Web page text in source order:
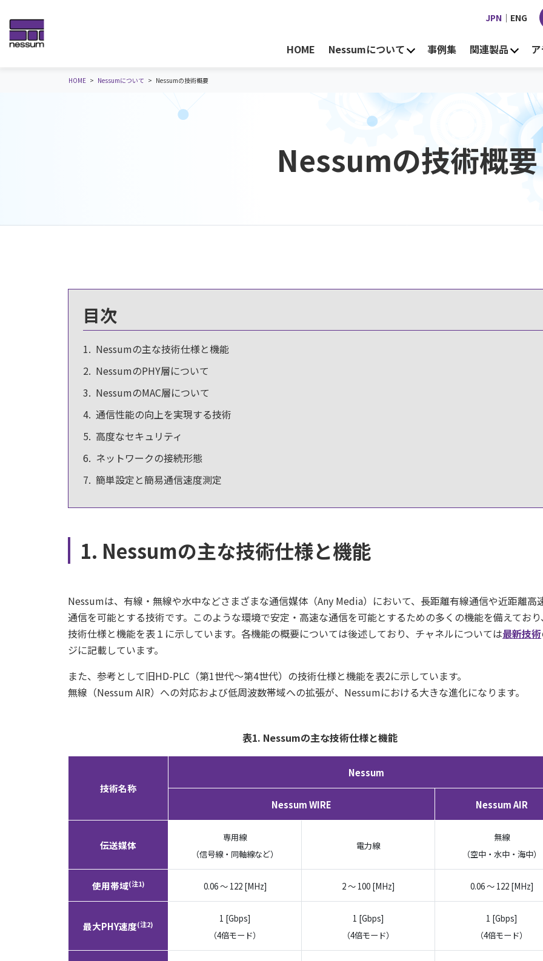
HOME Nessumについて 事例集 関連製品
JPN ｜ ENG
HOME Nessumについて Nessumの技術概要
Nessumの技術概要
目次
Nessumの主な技術仕様と機能
NessumのPHY層について
NessumのMAC層について
通信性能の向上を実現する技術
高度なセキュリティ
ネットワークの接続形態
簡単設定と簡易通信速度測定
1. Nessumの主な技術仕様と機能
Nessumは、有線・無線や水中などさまざまな通信媒体（Any Media）において、長距離有線通信や近距離高
通信を可能とする技術です。このような環境で安定・高速な通信を可能とするための多くの機能を備えてお
技術仕様と機能を表１に示しています。各機能の概要については後述しており、チャネルについては最新技術
ジに記載しています。
また、参考として旧HD-PLC（第1世代～第4世代）の技術仕様と機能を表2に示しています。
無線（Nessum AIR）への対応および低周波数帯域への拡張が、Nessumにおける大きな進化になります。
表1. Nessumの主な技術仕様と機能
技術名称
Nessum
Nessum WIRE Nessum AIR
伝送媒体
専用線
（信号線・同軸線など）
電力線
無線
（空中・水中・海中）
使用帯域(注1) 0.06 ～ 122 [MHz] 2 ～ 100 [MHz] 0.06 ～ 122 [MHz]
最大PHY速度(注2)
1 [Gbps]
（4倍モード）
1 [Gbps]
（4倍モード）
1 [Gbps]
（4倍モード）